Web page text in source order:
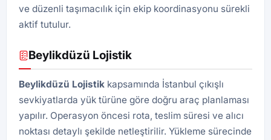
ve düzenli taşımacılık için ekip koordinasyonu sürekli
aktif tutulur.
Beylikdüzü Lojistik
Beylikdüzü Lojistik kapsamında İstanbul çıkışlı
sevkiyatlarda yük türüne göre doğru araç planlaması
yapılır. Operasyon öncesi rota, teslim süresi ve alıcı
noktası detaylı şekilde netleştirilir. Yükleme sürecinde